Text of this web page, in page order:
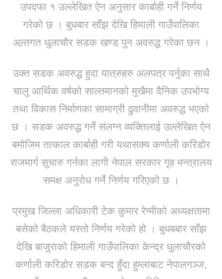
उपदफा १ उल्लेखित ऐन अनुसार कार्बाही गर्ने निर्णय
गरेको छ । बुधबार साँझ देखि हिमाली गाउँपालिका
अन्र्तगत धुलाचौर सडक खण्ड पुन अवरुद्ध गरेका छन ।
उक्त सडक अवरुद्ध हुदा यात्रुहरु अलपत्र पर्नुका साथै
चालु आर्थिक वर्षको साल्तमानको मुखैमा दैनिक उपभोग्य
तथा विकास निर्माणका सामाग्री ढुवानीमा अवरुद्ध भएको
छ । सडक अवरुद्ध गर्ने संलग्न व्यक्तिलाई उल्लेखित ऐन
बमोजिम तत्काल कार्बाही गरी यथासक्य कर्णाली करिडोर
राजमार्ग सुचारु गर्नका लागी नेपाल सरकार गृह मन्त्रालय
समक्ष अनुरोध गर्ने निर्णय गरिएको छ ।
प्रमुख जिल्ला अधिकारी टेक कुमार रेग्मीको अध्यक्षतामा
बसेको बैठकले यस्तो निर्णय गरेको हो । बुधबबार साँझ
देखि बाजुराको हिमाली गाउँपालिका केन्द्र धुलाचौरको
कर्णाली करिडोर सडक बन्द हुँदा हुम्लाबाट नेपालगञ्ज,